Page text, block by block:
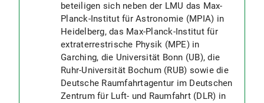
beteiligen sich neben der LMU das Max-
Planck-Institut für Astronomie (MPIA) in
Heidelberg, das Max-Planck-Institut für
extraterrestrische Physik (MPE) in
Garching, die Universität Bonn (UB), die
Ruhr-Universität Bochum (RUB) sowie die
Deutsche Raumfahrtagentur im Deutschen
Zentrum für Luft- und Raumfahrt (DLR) in